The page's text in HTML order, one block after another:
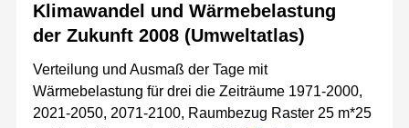
Klimawandel und Wärmebelastung
der Zukunft 2008 (Umweltatlas)
Verteilung und Ausmaß der Tage mit
Wärmebelastung für drei die Zeiträume 1971-2000,
2021-2050, 2071-2100, Raumbezug Raster 25 m*25